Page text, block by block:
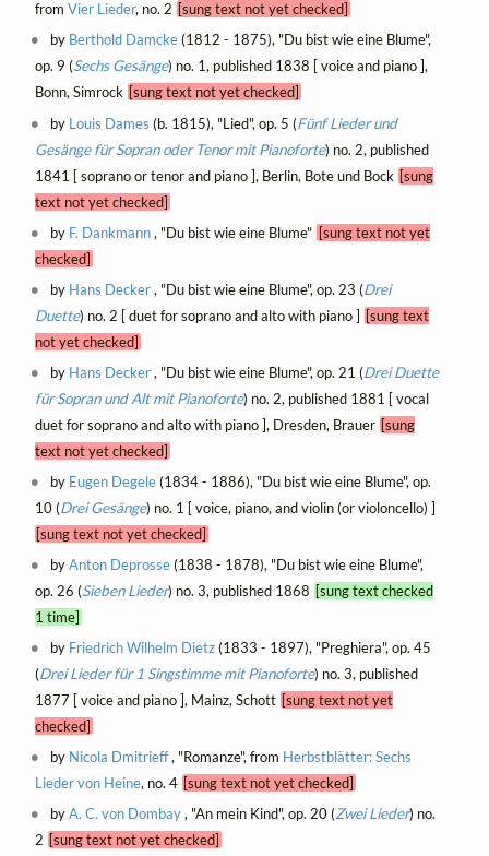
from Vier Lieder, no. 2 [sung text not yet checked]
by Berthold Damcke(1812 - 1875), "Du bist wie eine Blume",
op. 9 (Sechs Gesänge) no. 1, published 1838 [ voice and piano ],
Bonn, Simrock [sung text not yet checked]
by Louis Dames (b. 1815), "Lied", op. 5 (Fünf Lieder und
Gesänge für Sopran oder Tenor mit Pianoforte) no. 2, published
1841 [ soprano or tenor and piano ], Berlin, Bote und Bock [sung
text not yet checked]
by F. Dankmann, "Du bist wie eine Blume"[sung text not yet
checked]
by Hans Decker, "Du bist wie eine Blume", op. 23 (Drei
Duette) no. 2 [ duet for soprano and alto with piano ] [sung text
not yet checked]
by Hans Decker, "Du bist wie eine Blume", op. 21 (Drei Duette
für Sopran und Alt mit Pianoforte) no. 2, published 1881 [ vocal
duet for soprano and alto with piano ], Dresden, Brauer [sung
text not yet checked]
by Eugen Degele(1834 - 1886), "Du bist wie eine Blume", op.
10 (Drei Gesänge) no. 1 [ voice, piano, and violin (or violoncello) ]
[sung text not yet checked]
byAnton Deprosse(1838 - 1878), "Du bist wie eine Blume",
op. 26 (Sieben Lieder) no. 3, published 1868 [sung text checked
1 time]
by Friedrich Wilhelm Dietz(1833 - 1897), "Preghiera", op. 45
(Drei Lieder für 1 Singstimme mit Pianoforte) no. 3, published
1877 [ voice and piano ], Mainz, Schott [sung text not yet
checked]
by Nicola Dmitrieff, "Romanze", from Herbstblätter: Sechs
Lieder von Heine, no. 4 [sung text not yet checked]
byA. C. von Dombay, "An mein Kind", op. 20 (Zwei Lieder) no.
2 [sung text not yet checked]